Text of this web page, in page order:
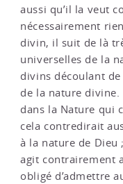
aussi qu’il la veut
nécessairement
divin, il suit de là
universelles de la
divins découlant
de la nature
dans la Nature qui
cela contredirait
à la nature de Dieu
agit contrairement
obligé d’admettre